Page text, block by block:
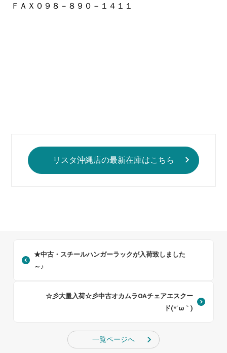
ＦＡＸ０９８－８９０－１４１１
リスタ沖縄店の最新在庫はこちら
★中古・スチールハンガーラックが入荷致しました
～♪
☆彡大量入荷☆彡中古オカムラOAチェアエスクー
ド(*´ω｀)
一覧ページへ